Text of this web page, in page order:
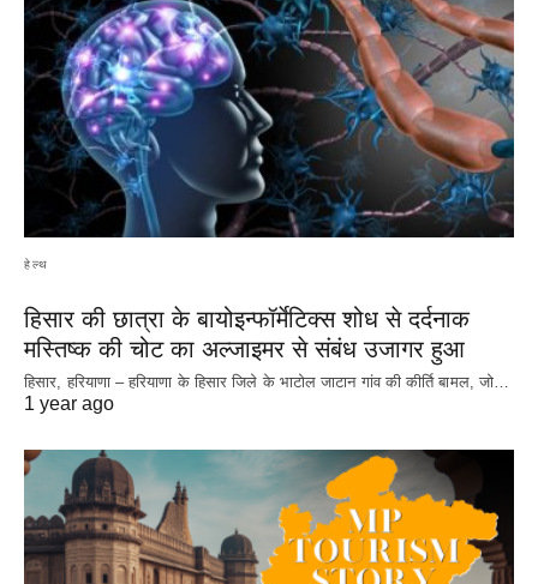
हेल्थ
हिसार की छात्रा के बायोइन्फॉर्मेटिक्स शोध से दर्दनाक
मस्तिष्क की चोट का अल्जाइमर से संबंध उजागर हुआ
हिसार, हरियाणा – हरियाणा के हिसार जिले के भाटोल जाटान गांव की कीर्ति बामल, जो…
1 year ago